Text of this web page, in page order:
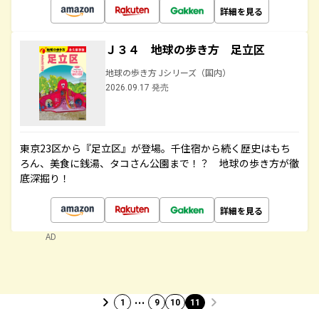
詳細を見る
Ｊ３４ 地球の歩き方 足立区
地球の歩き方 Jシリーズ（国内）
2026.09.17 発売
東京23区から『足立区』が登場。千住宿から続く歴史はもち
ろん、美食に銭湯、タコさん公園まで！？ 地球の歩き方が徹
底深掘り！
詳細を見る
AD
1 … 9 10 11